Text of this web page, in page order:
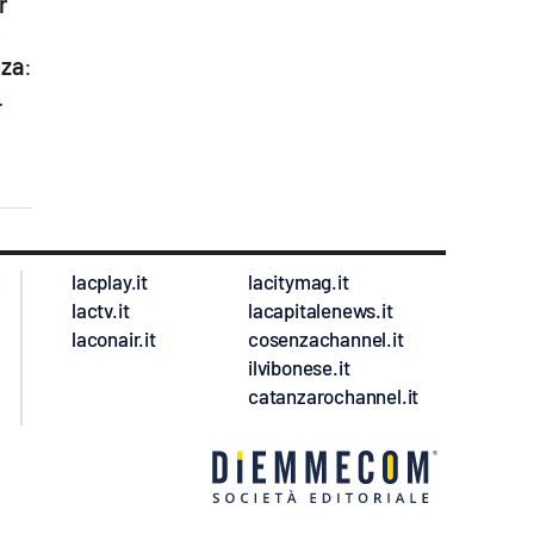
:
lacplay.it
lactv.it
laconair.it
lacitymag.it
lacapitalenews.it
cosenzachannel.it
ilvibonese.it
catanzarochannel.it